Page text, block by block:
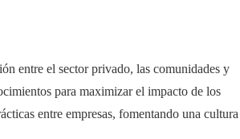
entre el sector privado, las comunidades y
para maximizar el impacto de los
entre empresas, fomentando una cultura